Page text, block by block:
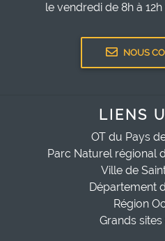
le vendredi de 8h à
NOUS
LIENS
OT du Pays
Parc Naturel régional
Ville de
Département
Région
Grands